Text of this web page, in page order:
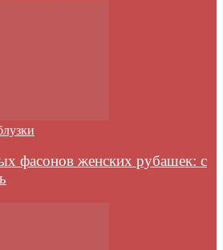
фасонов женских рубашек: с